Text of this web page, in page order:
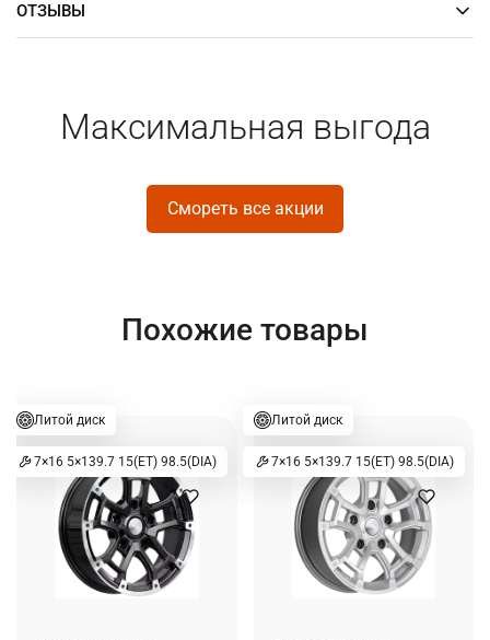
ОТЗЫВЫ
Максимальная выгода
Смореть все акции
Похожие товары
Литой диск
7×16 5×139.7 15(ET) 98.5(DIA)
Литой диск
7×16 5×139.7 15(ET) 98.5(DIA)